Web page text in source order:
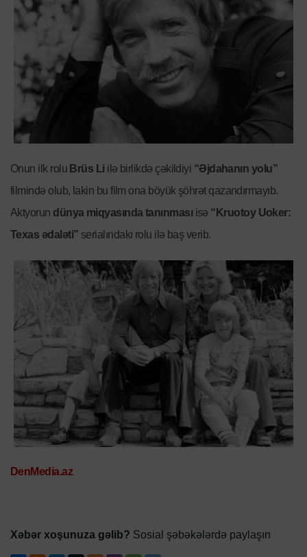
Onun ilk rolu Brüs Li ilə birlikdə çəkildiyi “Əjdahanın yolu”
filmində olub, lakin bu film ona böyük şöhrət qazandırmayıb.
Aktyorun dünya miqyasında tanınması isə “Kruotoy Uoker:
Texas ədaləti” serialındakı rolu ilə baş verib.
DenMedia.az
Xəbər xoşunuza gəlib? Sosial şəbəkələrdə paylaşın